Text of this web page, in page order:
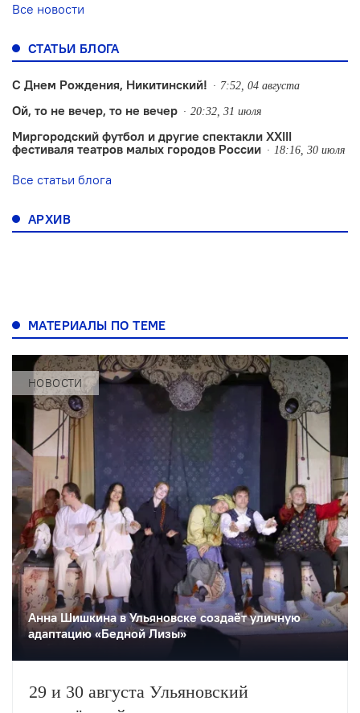
Все новости
СТАТЬИ БЛОГА
С Днем Рождения, Никитинский! 7:52, 04 августа
Ой, то не вечер, то не вечер 20:32, 31 июля
Миргородский футбол и другие спектакли XXIII
фестиваля театров малых городов России
18:16, 30 июля
Все статьи блога
АРХИВ
МАТЕРИАЛЫ ПО ТЕМЕ
НОВОСТИ
Анна Шишкина в Ульяновске создаëт уличную
адаптацию «Бедной Лизы»
29 и 30 августа Ульяновский